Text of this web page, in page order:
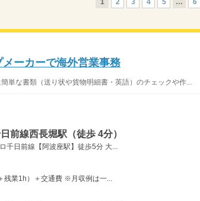
1 2 3 4 5 … 6
ーカーで海外営業事務
単な書類（送り状や貨物明細書・英語）のチェックや作...
前線西長堀駅（徒歩 4分）
千日前線【阿波座駅】徒歩5分 大...
残業1h）＋交通費 ※月収例は一...